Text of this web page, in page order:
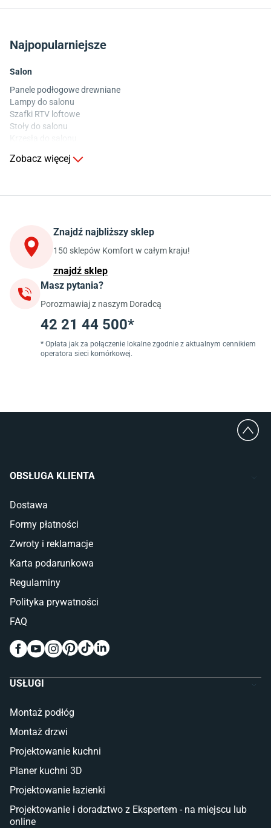
Najpopularniejsze
Salon
Panele podłogowe drewniane
Lampy do salonu
Szafki RTV loftowe
Stoły do salonu
Stoły do kuchni
Szafki kuchenne wiszące (górne)
Szafki pod zlewozmywak
Blaty kuchenne laminowane
Jadalnia
Stoły do jadalni
Krzesła do jadalni
Dywany szare
Lampy w stylu loftowym
Lampy wiszące do jadalni
Wanny Cersanit
Sypialnia
Wykładzina do sypialni
Szafy do sypialni
Łóżka z pojemnikiem
Materace piankowe
Kinkiety do sypialni
Pokój dziecięcy
Meble do pokoju dziecięcego
Komody dla dzieci
Łóżka dla dziecka (młodzieżowe)
Taras i balkon
Sztuczna trawa miękka
Koce i pledy
Płytki na balkon
Lampy stojące LED
Zobacz więcej
Znajdź najbliższy sklep
150 sklepów Komfort w całym kraju!
znajdź sklep
Masz pytania?
Porozmawiaj z naszym Doradcą
42 21 44 500*
* Opłata jak za połączenie lokalne zgodnie z aktualnym cennikiem
operatora sieci komórkowej.
OBSŁUGA KLIENTA
Dostawa
Formy płatności
Zwroty i reklamacje
Karta podarunkowa
Regulaminy
Polityka prywatności
FAQ
USŁUGI
Montaż podłóg
Montaż drzwi
Projektowanie kuchni
Planer kuchni 3D
Projektowanie łazienki
Projektowanie i doradztwo z Ekspertem - na miejscu lub
online